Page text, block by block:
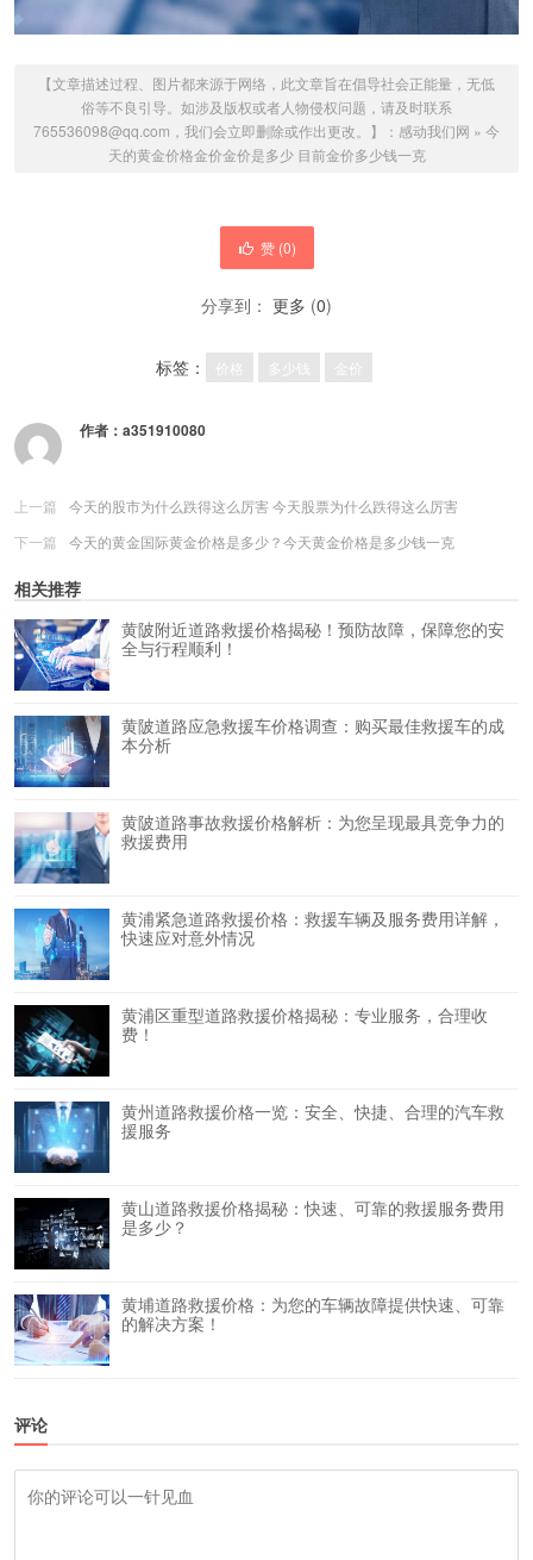
【文章描述过程、图片都来源于网络，此文章旨在倡导社会正能量，无低
俗等不良引导。如涉及版权或者人物侵权问题，请及时联系
765536098@qq.com，我们会立即删除或作出更改。】： 感动我们网 » 今
天的黄金价格金价金价是多少 目前金价多少钱一克
赞 (0)
分享到： 更多 (0)
标签： 价格 多少钱 金价
作者： a351910080
上一篇
今天的股市为什么跌得这么厉害 今天股票为什么跌得这么厉害
下一篇
今天的黄金国际黄金价格是多少？今天黄金价格是多少钱一克
相关推荐
黄陂附近道路救援价格揭秘！预防故障，保障您的安
全与行程顺利！
黄陂道路应急救援车价格调查：购买最佳救援车的成
本分析
黄陂道路事故救援价格解析：为您呈现最具竞争力的
救援费用
黄浦紧急道路救援价格：救援车辆及服务费用详解，
快速应对意外情况
黄浦区重型道路救援价格揭秘：专业服务，合理收
费！
黄州道路救援价格一览：安全、快捷、合理的汽车救
援服务
黄山道路救援价格揭秘：快速、可靠的救援服务费用
是多少？
黄埔道路救援价格：为您的车辆故障提供快速、可靠
的解决方案！
评论